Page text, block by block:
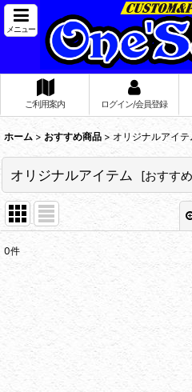
メニュー
ご利用案内 ログイン/会員登録
ホーム > おすすめ商品 > オリジナルアイテ
オリジナルアイテム [おすす
在庫あり
0件